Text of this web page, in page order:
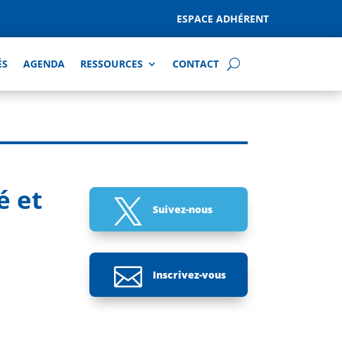
ESPACE ADHÉRENT
AGENDA RESSOURCES CONTACT
et  Suivez-nous
 Inscrivez-vous